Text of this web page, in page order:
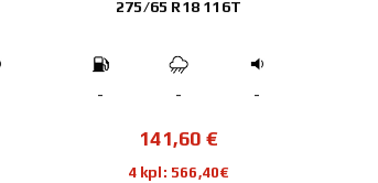
275/65 R18 116T
- - -
141,60 €
4 kpl: 566,40€